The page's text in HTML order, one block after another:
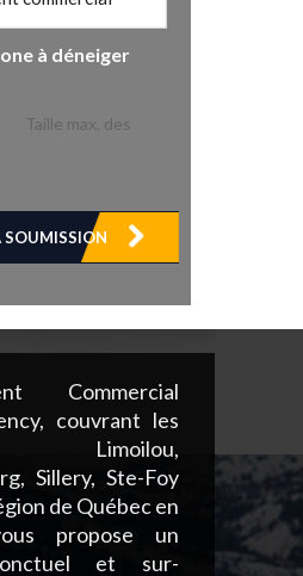
à déneiger
Taille max. des
Commercial
couvrant les
Limoilou,
Sillery, Ste-Foy
de Québec en
propose un
et sur-